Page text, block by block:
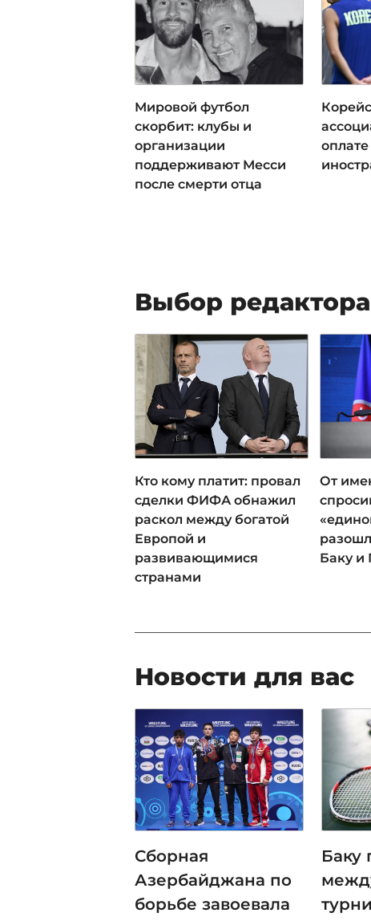
Мировой футбол
скорбит: клубы и
организации
поддерживают Месси
после смерти отца
Выбор редактора
Кто кому платит: провал
сделки ФИФА обнажил
раскол между богатой
Европой и
развивающимися
странами
От
Баку и
Новости для вас
Сборная
Азербайджана по
борьбе завоевала
Баку